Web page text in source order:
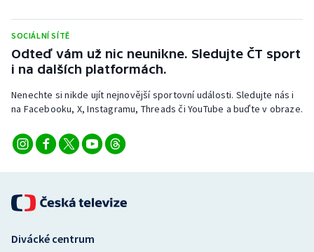
SOCIÁLNÍ SÍTĚ
Odteď vám už nic neunikne. Sledujte ČT sport
i na dalších platformách.
Nenechte si nikde ujít nejnovější sportovní události. Sledujte nás i
na Facebooku, X, Instagramu, Threads či YouTube a buďte v obraze.
Divácké centrum